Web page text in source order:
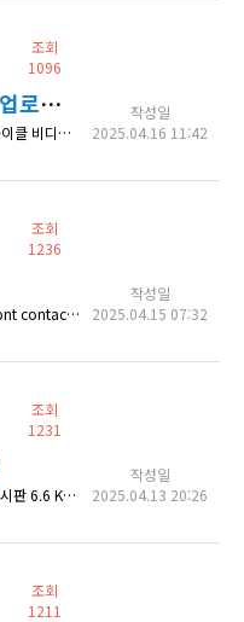
조회
1096
KBoard 화이클 비디오 스킨 업로드 이후 수정
1. 정확한 제품 또는 플러그인 이름 KBoard 화이클 비디오 스킨 2. 상세 내용 업로드 이후 수정은 어떻게 하나요? 3. 확인 가능한 상세 페이지 주소 https://missionrules.com/mission-rules-video/ 4. 수정한 코드 내역 (있다면)
작성일
2025.04.16 11:42
조회
1236
1. 정확한 제품 또는 플러그인 이름 kboard cont contact-form 2. 상세 내용 https://imgur.com/a/RdpMjLs 이미지에 표시한것과 같이 무료 견적신청을 가운데로 정렬하고 싶습니다. 3. 확인 가능한 상세 페이지 주소 https://whalemall.kr/request/ 4. 수정한 코드 내역 (있다면) a.kboard-contact-form-button-larg
작성일
2025.04.15 07:32
조회
1231
1. 정확한 제품 또는 플러그인 이름 kboard 게시판 6.6 Kboard 댓글 5.5 Kboard 모던 갤러리 스킨 1.8 2. 상세 내용 모던 갤러리 스킨을 사용해서 새글을 작성하거나 혹은 기존 글을 수정한 후 썸네일이 정상적으로 노출되지 않는 문제가 있음 3. 확인 가능한 상세 페이지 주소 https://inssatong.com/reviews 4. 수정한 코드 내역 (있다면)
작성일
2025.04.13 20:26
조회
1211